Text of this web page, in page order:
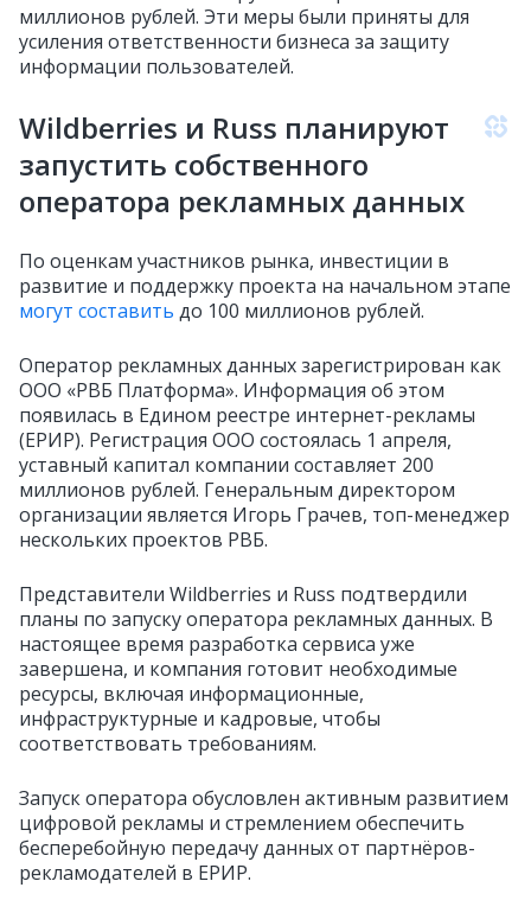
миллионов рублей. Эти меры были приняты для
усиления ответственности бизнеса за защиту
информации пользователей.
Wildberries и Russ планируют
запустить собственного
оператора рекламных данных
По оценкам участников рынка, инвестиции в
развитие и поддержку проекта на начальном этапе
могут составить до 100 миллионов рублей.
Оператор рекламных данных зарегистрирован как
ООО «РВБ Платформа». Информация об этом
появилась в Едином реестре интернет-рекламы
(ЕРИР). Регистрация ООО состоялась 1 апреля,
уставный капитал компании составляет 200
миллионов рублей. Генеральным директором
организации является Игорь Грачев, топ-менеджер
нескольких проектов РВБ.
Представители Wildberries и Russ подтвердили
планы по запуску оператора рекламных данных. В
настоящее время разработка сервиса уже
завершена, и компания готовит необходимые
ресурсы, включая информационные,
инфраструктурные и кадровые, чтобы
соответствовать требованиям.
Запуск оператора обусловлен активным развитием
цифровой рекламы и стремлением обеспечить
бесперебойную передачу данных от партнёров-
рекламодателей в ЕРИР.